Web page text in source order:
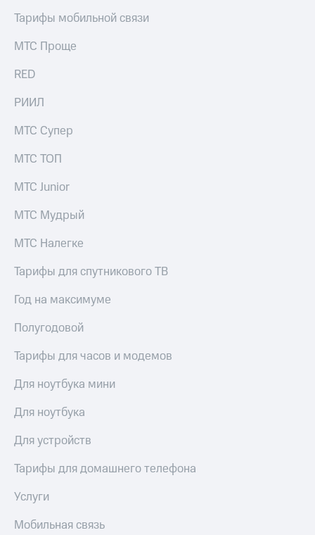
Тарифы мобильной связи
МТС Проще
RED
РИИЛ
МТС Супер
МТС ТОП
МТС Junior
МТС Мудрый
МТС Налегке
Тарифы для спутникового ТВ
Год на максимуме
Полугодовой
Тарифы для часов и модемов
Для ноутбука мини
Для ноутбука
Для устройств
Тарифы для домашнего телефона
Услуги
Мобильная связь